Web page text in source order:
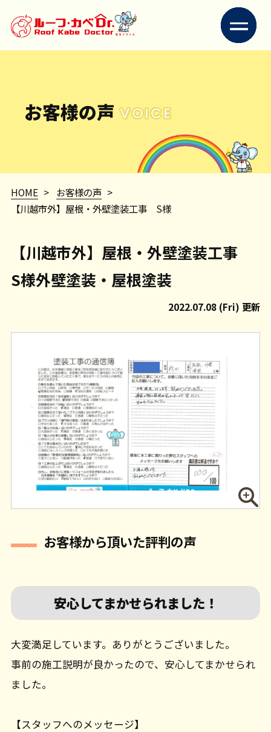
お客様の声 VOICE
HOME> お客様の声>
【川越市外】屋根・外壁塗装工事 S様
【川越市外】屋根・外壁塗装工事
S様外壁塗装・屋根塗装
2022.07.08 (Fri) 更新
お客様から頂いた評判の声
安心してまかせられました！
大変満足しています。ありがとうございました。
事前の施工説明が良かったので、安心してまかせられ
ました。
【スタッフへのメッセージ】